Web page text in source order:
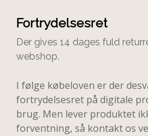
Fortrydelsesret
Der gives 14 dages fuld
webshop.
I følge købeloven er der
fortrydelsesret på digitale
brug. Men lever produktet
forventning, så kontakt os